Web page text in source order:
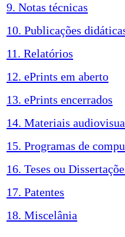
9. Notas técnicas
10. Publicações
11. Relatórios
12. ePrints em aberto
13. ePrints encerrados
14. Materiais
15. Programas de
16. Teses ou
17. Patentes
18. Miscelânia